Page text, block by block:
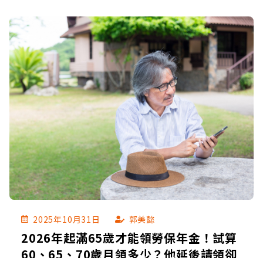
2025年10月31日 郭美懿
2026年起滿65歲才能領勞保年金！試算
60、65、70歲月領多少？他延後請領卻